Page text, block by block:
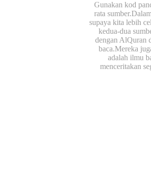
Gunakan kod
rata
supaya kita lebih
kedua-dua
dengan AlQuran
baca.Mereka
adalah ilmu
menceritakan